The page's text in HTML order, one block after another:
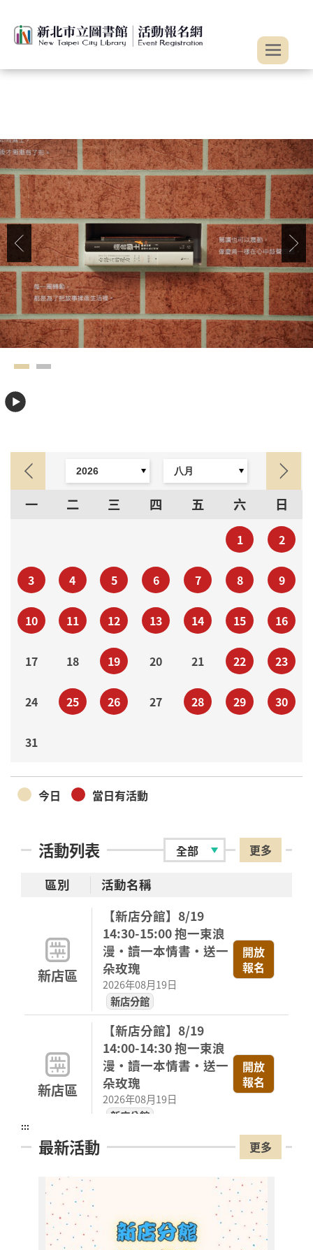
一 二 三 四 五 六 日
1 2
3 4 5 6 7 8 9
10 11 12 13 14 15 16
17 18 19 20 21 22 23
24 25 26 27 28 29 30
31
今日 當日有活動
活動列表 更多
區別 活動名稱
新店區
【新店分館】8/19
14:30-15:00 抱一束浪
漫・讀一本情書・送一
朵玫瑰
2026年08月19日
新店分館
開放
報名
新店區
【新店分館】8/19
14:00-14:30 抱一束浪
漫・讀一本情書・送一
朵玫瑰
2026年08月19日
新店分館
開放
報名
新店區
【新店分館】8/19
漫・讀一本情書・送一
2026年08月19日
新店分館
開放
報名
:::
最新活動 更多